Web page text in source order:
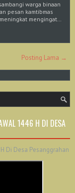
warga binaan
pesan kamtibmas
mengingat…
Posting Lama →
1446 H DI DESA
Di Desa Pesanggrahan